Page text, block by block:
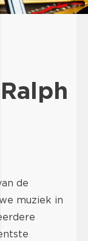
de
muziek in